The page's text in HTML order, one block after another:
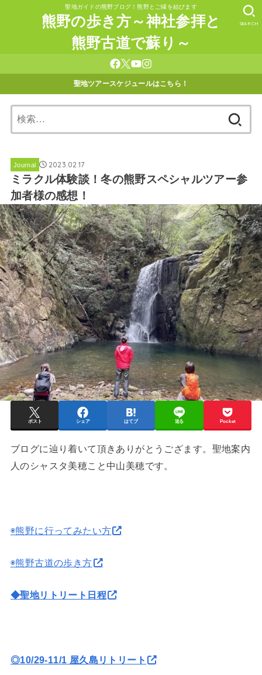
聖地ガイドの熊野ブログ！熊野とご縁を結びます
熊野の歩き方～神社参拝と
熊野古道で蘇り～
SEARCH
聖地ツアースケジュールはこちら！
索:
Journal 2023.02.17
ミラクル体験談！冬の熊野スペシャルツアー参
加者様の感想！
ポスト シェア はてブ 送る Pocket
ブログに辿り着いて頂きありがとうござます。聖地案内
人のシャスタ美穂こと中山美穂です。
◉熊野に行ってみたい方
◉熊野古道の歩き方
◆聖地リトリート日程
◎10/29-11/1 屋久島リトリート